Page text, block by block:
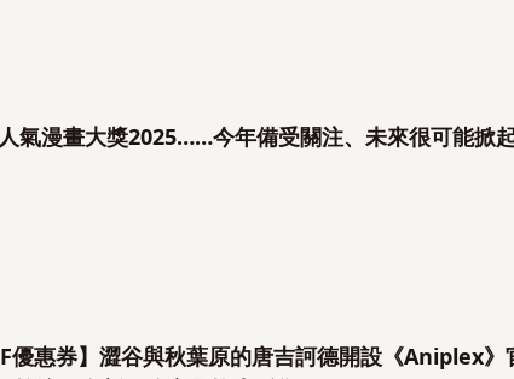
氣漫畫大獎2025……今年備受關注、未來很可能掀
優惠券】澀谷與秋葉原的唐吉訶德開設《Aniplex》